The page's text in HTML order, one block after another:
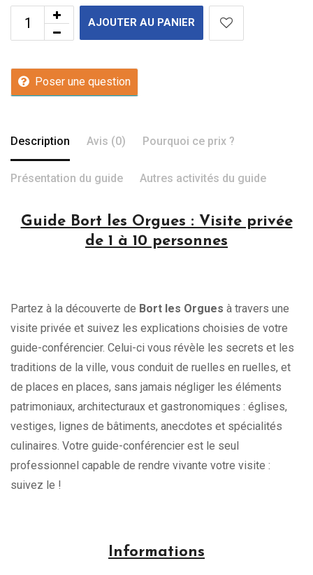
AJOUTER AU PANIER
Poser une question
Description Avis (0) Pourquoi ce prix ?
Présentation du guide Autres activités du guide
Guide Bort les Orgues : Visite privée
de 1 à 10 personnes
Partez à la découverte de Bort les Orgues à travers une
visite privée et suivez les explications choisies de votre
guide-conférencier. Celui-ci vous révèle les secrets et les
traditions de la ville, vous conduit de ruelles en ruelles, et
de places en places, sans jamais négliger les éléments
patrimoniaux, architecturaux et gastronomiques : églises,
vestiges, lignes de bâtiments, anecdotes et spécialités
culinaires. Votre guide-conférencier est le seul
professionnel capable de rendre vivante votre visite :
suivez le !
Informations